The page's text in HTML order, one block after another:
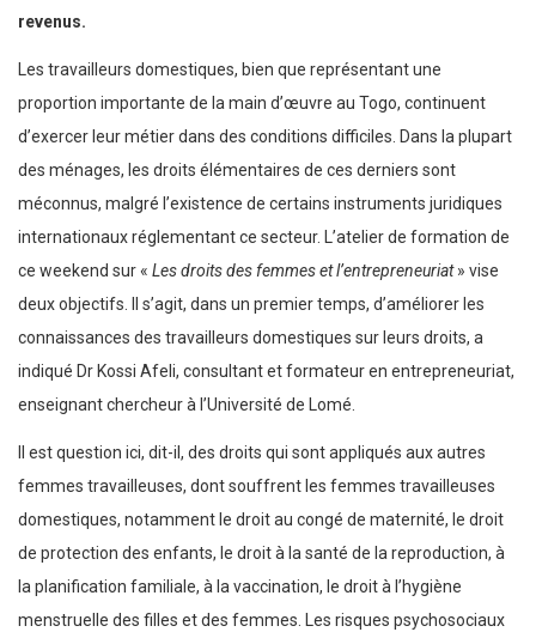
revenus.
Les travailleurs domestiques, bien que représentant une
proportion importante de la main d’œuvre au Togo, continuent
d’exercer leur métier dans des conditions difficiles. Dans la plupart
des ménages, les droits élémentaires de ces derniers sont
méconnus, malgré l’existence de certains instruments juridiques
internationaux réglementant ce secteur. L’atelier de formation de
ce weekend sur « Les droits des femmes et l’entrepreneuriat» vise
deux objectifs. Il s’agit, dans un premier temps, d’améliorer les
connaissances des travailleurs domestiques sur leurs droits, a
indiqué Dr Kossi Afeli, consultant et formateur en entrepreneuriat,
enseignant chercheur à l’Université de Lomé.
Il est question ici, dit-il, des droits qui sont appliqués aux autres
femmes travailleuses, dont souffrent les femmes travailleuses
domestiques, notamment le droit au congé de maternité, le droit
de protection des enfants, le droit à la santé de la reproduction, à
la planification familiale, à la vaccination, le droit à l’hygiène
menstruelle des filles et des femmes. Les risques psychosociaux